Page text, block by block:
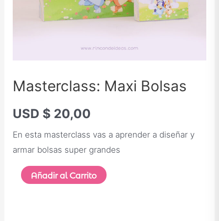
Masterclass: Maxi Bolsas
USD $ 20,00
En esta masterclass vas a aprender a diseñar y
armar bolsas super grandes
Añadir al Carrito